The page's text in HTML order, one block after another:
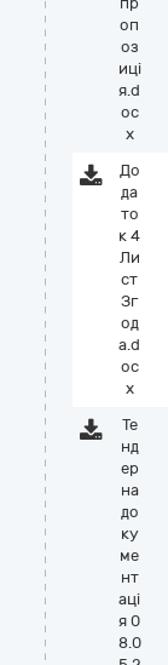
оп
оз
иці
я.d
oc
x
До
да
то
к 4
Ли
ст
Зг
од
а.d
oc
x
Те
нд
ер
на
до
ку
ме
нт
аці
я 0
8.0